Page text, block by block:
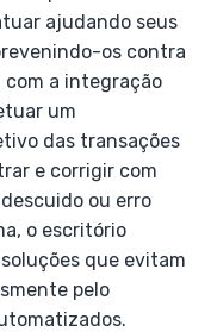
ajudando seus
os contra
com a integração
um
das transações
e corrigir com
ou erro
o escritório
que evitam
pelo